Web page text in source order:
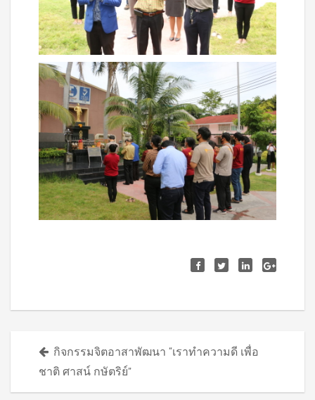
Posts
navigation
กิจกรรมจิตอาสาพัฒนา “เราทำความดี เพื่อ
ชาติ ศาสน์ กษัตริย์”